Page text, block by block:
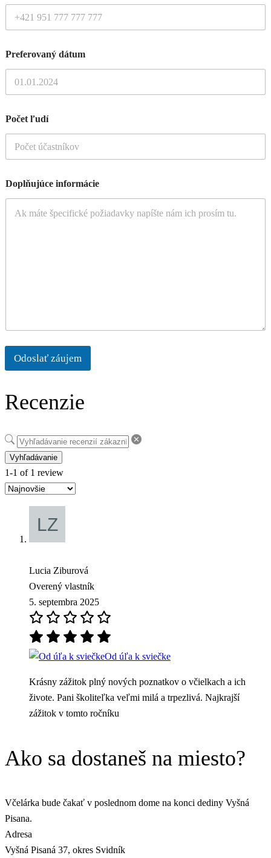
Preferovaný dátum
Počet ľudí
Doplňujúce informácie
Odoslať záujem
Recenzie
Vyhľadávanie
1-1 of 1 review
Lucia Ziburová
Overený vlastník
5. septembra 2025
Od úľa k sviečke
Krásny zážitok plný nových poznatkov o včielkach a ich
živote. Pani školiteľka veľmi milá a trpezlivá. Najkrajší
zážitok v tomto ročníku
Ako sa dostaneš na miesto?
Včelárka bude čakať v poslednom dome na konci dediny Vyšná
Pisana.
Adresa
Vyšná Pisaná 37, okres Svidník